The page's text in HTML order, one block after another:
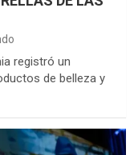
registró un
de belleza y